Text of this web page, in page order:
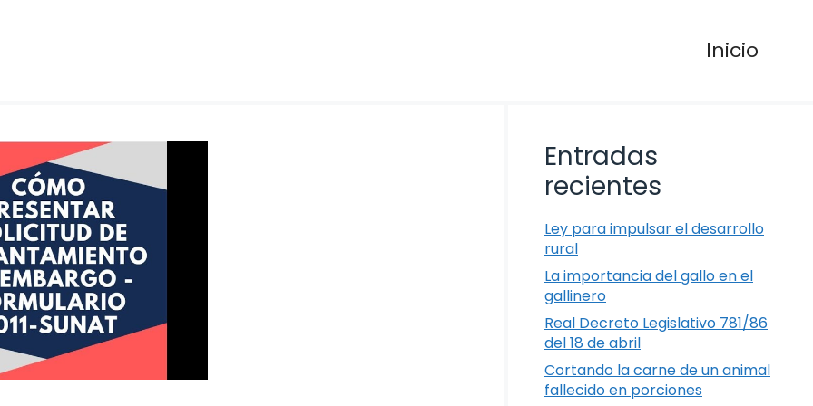
Inicio
Entradas
recientes
Ley para impulsar el desarrollo
rural
La importancia del gallo en el
gallinero
Real Decreto Legislativo 781/86
del 18 de abril
Cortando la carne de un animal
fallecido en porciones